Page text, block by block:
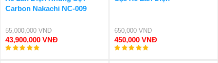
Carbon Nakachi NC-009
55,000,000 VNĐ
43,900,000 VNĐ
650,000 VNĐ
450,000 VNĐ